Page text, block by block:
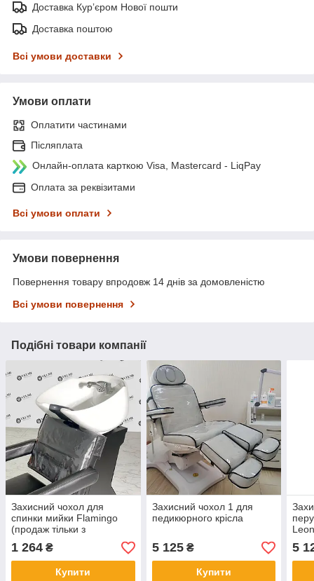
Доставка Курʼєром Нової пошти
Доставка поштою
Всі умови доставки
Умови оплати
Оплатити частинами
Післяплата
Онлайн-оплата карткою Visa, Mastercard - LiqPay
Оплата за реквізитами
Всі умови оплати
Умови повернення
Повернення товару впродовж 14 днів за домовленістю
Всі умови повернення
Подібні товари компанії
Захисний чохол для
спинки мийки Flamingo
(продаж тільки з
перукарською мийкою)
1 264 ₴
Купити
Захисний чохол 1 для
педикюрного крісла
5 125₴
Купити
5